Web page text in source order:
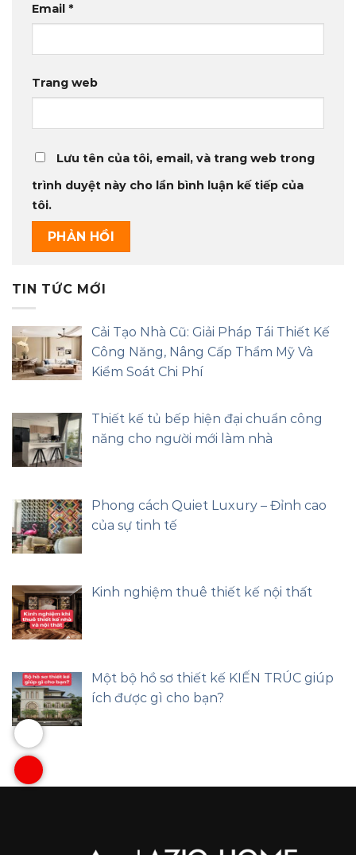
Email *
Trang web
Lưu tên của tôi, email, và trang web trong
trình duyệt này cho lần bình luận kế tiếp của
tôi.
TIN TỨC MỚI
Cải Tạo Nhà Cũ: Giải Pháp Tái Thiết Kế
Công Năng, Nâng Cấp Thẩm Mỹ Và
Kiểm Soát Chi Phí
Thiết kế tủ bếp hiện đại chuẩn công
năng cho người mới làm nhà
Phong cách Quiet Luxury – Đỉnh cao
của sự tinh tế
Kinh nghiệm thuê thiết kế nội thất
Một bộ hồ sơ thiết kế KIẾN TRÚC giúp
ích được gì cho bạn?